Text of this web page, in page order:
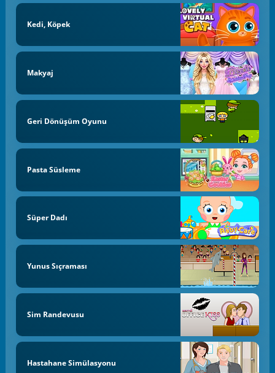
Kedi, Köpek
Makyaj
Geri Dönüşüm Oyunu
Pasta Süsleme
Süper Dadı
Yunus Sıçraması
Sim Randevusu
Hastahane Simülasyonu